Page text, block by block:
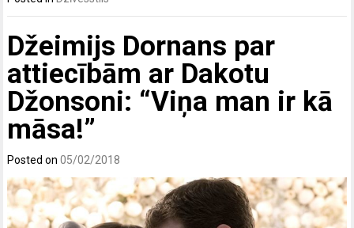
Džeimijs Dornans par
attiecībām ar Dakotu
Džonsoni: “Viņa man ir kā
māsa!”
Posted on05/02/2018